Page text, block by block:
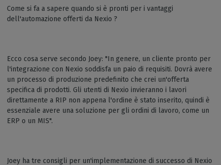
Come si fa a sapere quando si è pronti per i vantaggi
dell'automazione offerti da Nexio ?
Ecco cosa serve secondo Joey: "In genere, un cliente pronto per
l'integrazione con Nexio soddisfa un paio di requisiti. Dovrà avere
un processo di produzione predefinito che crei un'offerta
specifica di prodotti. Gli utenti di Nexio invieranno i lavori
direttamente a RIP non appena l'ordine è stato inserito, quindi è
essenziale avere una soluzione per gli ordini di lavoro, come un
ERP o un MIS".
Joey ha tre consigli per un'implementazione di successo di Nexio